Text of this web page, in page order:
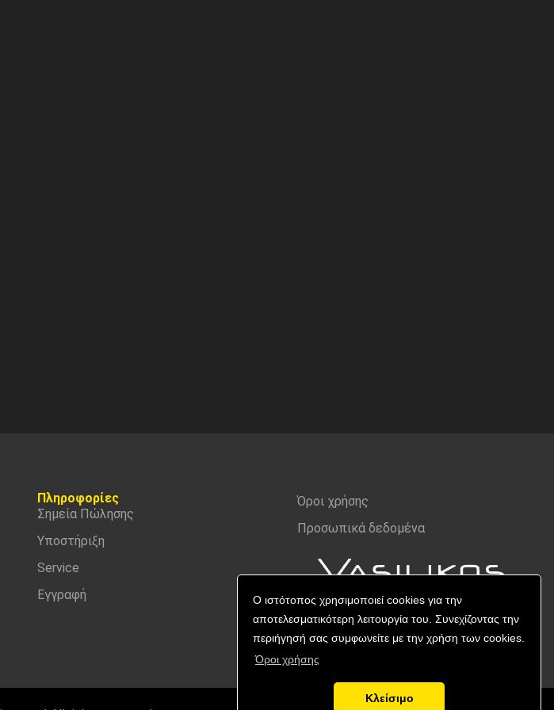
Ο ιστότοπος χρησιμοποιεί cookies για την
αποτελεσματικότερη λειτουργία του. Συνεχίζοντας την
περιήγησή σας συμφωνείτε με την χρήση των cookies.
Όροι χρήσης
Κλείσιμο
Πληροφορίες
Σημεία Πώλησης
Υποστήριξη
Service
Εγγραφή
Όροι χρήσης
Προσωπικά δεδομένα